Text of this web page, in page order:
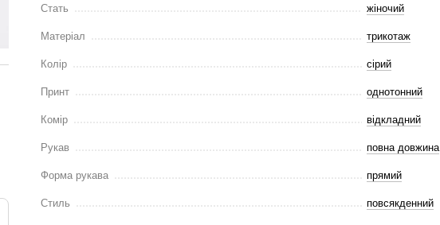
Стать жіночий
Матеріал трикотаж
Колір сірий
Принт однотонний
Комір відкладний
Рукав повна довжина
Форма рукава прямий
Стиль повсякденний